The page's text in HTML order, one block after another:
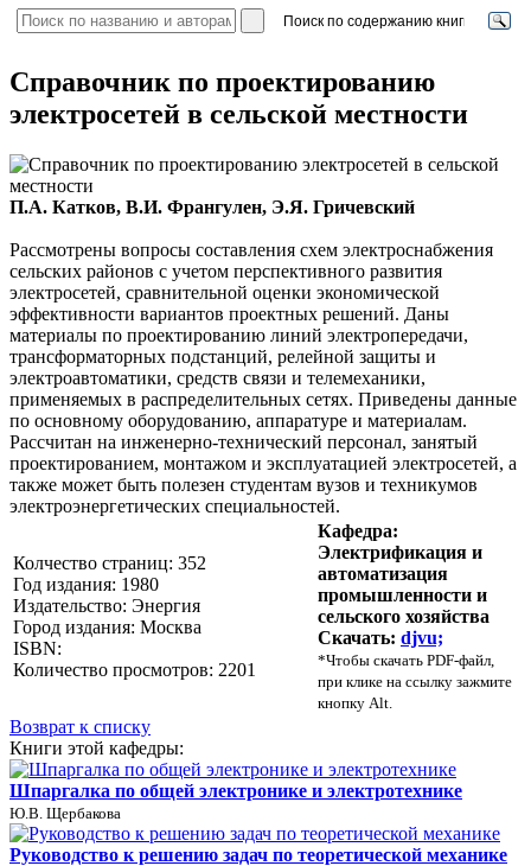
Справочник по проектированию
электросетей в сельской местности
П.А. Катков, В.И. Франгулен, Э.Я. Гричевский
Рассмотрены вопросы составления схем электроснабжения
сельских районов с учетом перспективного развития
электросетей, сравнительной оценки экономической
эффективности вариантов проектных решений. Даны
материалы по проектированию линий электропередачи,
трансформаторных подстанций, релейной защиты и
электроавтоматики, средств связи и телемеханики,
применяемых в распределительных сетях. Приведены данные
по основному оборудованию, аппаратуре и материалам.
Рассчитан на инженерно-технический персонал, занятый
проектированием, монтажом и эксплуатацией электросетей, а
также может быть полезен студентам вузов и техникумов
электроэнергетических специальностей.
Колчество страниц: 352
Год издания: 1980
Издательство: Энергия
Город издания: Москва
ISBN:
Количество просмотров: 2201
Кафедра:
Электрификация и
автоматизация
промышленности и
сельского хозяйства
Скачать: djvu;
*Чтобы скачать PDF-файл,
при клике на ссылку зажмите
кнопку Alt.
Возврат к списку
Книги этой кафедры:
Шпаргалка по общей электронике и электротехнике
Ю.В. Щербакова
Руководство к решению задач по теоретической механике